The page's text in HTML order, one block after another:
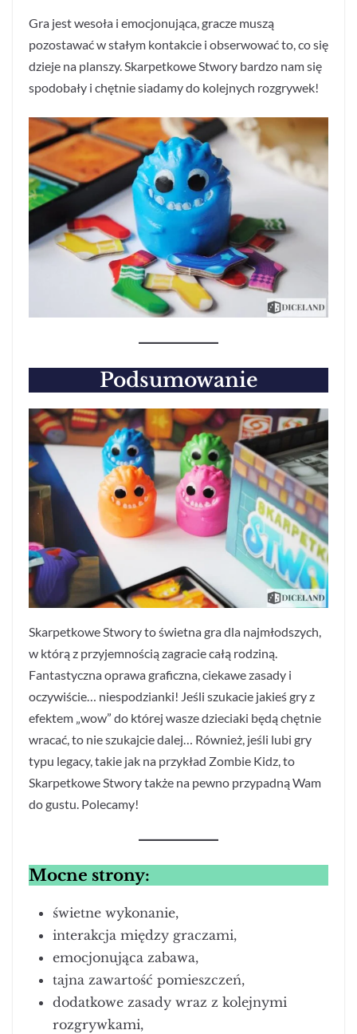
Gra jest wesoła i emocjonująca, gracze muszą
pozostawać w stałym kontakcie i obserwować to, co się
dzieje na planszy. Skarpetkowe Stwory bardzo nam się
spodobały i chętnie siadamy do kolejnych rozgrywek!
Podsumowanie
Skarpetkowe Stwory to świetna gra dla najmłodszych,
w którą z przyjemnością zagracie całą rodziną.
Fantastyczna oprawa graficzna, ciekawe zasady i
oczywiście… niespodzianki! Jeśli szukacie jakieś gry z
efektem „wow” do której wasze dzieciaki będą chętnie
wracać, to nie szukajcie dalej… Również, jeśli lubi gry
typu legacy, takie jak na przykład Zombie Kidz, to
Skarpetkowe Stwory także na pewno przypadną Wam
do gustu. Polecamy!
Mocne strony:
świetne wykonanie,
interakcja między graczami,
emocjonująca zabawa,
tajna zawartość pomieszczeń,
dodatkowe zasady wraz z kolejnymi
rozgrywkami,